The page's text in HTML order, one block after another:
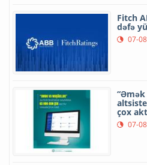
Fitch
dəfə
07-
“Əmək
çox
07-